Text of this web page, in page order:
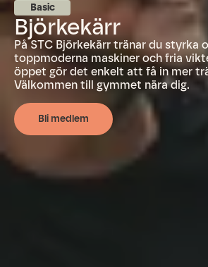
Basic
Björkekärr
På STC Björkekärr tränar du styrka
toppmoderna maskiner och fria
öppet gör det enkelt att få in mer
Välkommen till gymmet nära dig.
Bli medlem